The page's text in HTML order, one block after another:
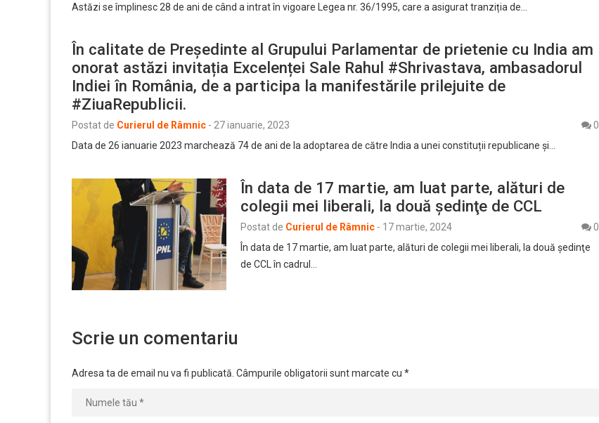
Astăzi se împlinesc 28 de ani de când a intrat în vigoare Legea nr. 36/1995, care a asigurat tranziția de…
În calitate de Președinte al Grupului Parlamentar de prietenie cu India am
onorat astăzi invitația Excelenței Sale Rahul #Shrivastava, ambasadorul
Indiei în România, de a participa la manifestările prilejuite de
#ZiuaRepublicii.
Postat de Curierul de Râmnic - 27 ianuarie, 2023
0
Data de 26 ianuarie 2023 marchează 74 de ani de la adoptarea de către India a unei constituții republicane și…
În data de 17 martie, am luat parte, alături de
colegii mei liberali, la două şedinţe de CCL
Postat de Curierul de Râmnic - 17 martie, 2024
0
În data de 17 martie, am luat parte, alături de colegii mei liberali, la două şedinţe
de CCL în cadrul…
Scrie un comentariu
Adresa ta de email nu va fi publicată. Câmpurile obligatorii sunt marcate cu *